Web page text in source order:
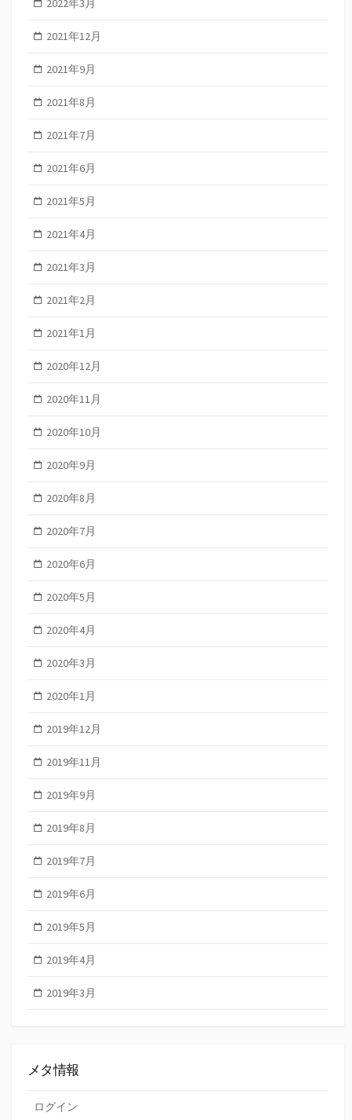
2022年3月
2021年12月
2021年9月
2021年8月
2021年7月
2021年6月
2021年5月
2021年4月
2021年3月
2021年2月
2021年1月
2020年12月
2020年11月
2020年10月
2020年9月
2020年8月
2020年7月
2020年6月
2020年5月
2020年4月
2020年3月
2020年1月
2019年12月
2019年11月
2019年9月
2019年8月
2019年7月
2019年6月
2019年5月
2019年4月
2019年3月
メタ情報
ログイン